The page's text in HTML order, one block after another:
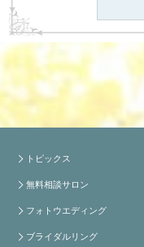
トピックス
無料相談サロン
フォトウエディング
ブライダルリング